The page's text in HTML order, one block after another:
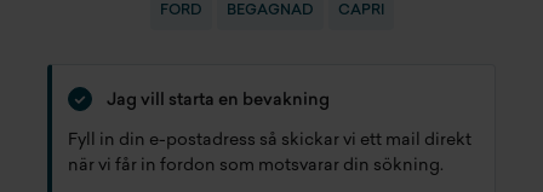
FORD BEGAGNAD CAPRI
Jag vill starta en bevakning
Fyll in din e-postadress så skickar vi ett mail direkt
när vi får in fordon som motsvarar din sökning.